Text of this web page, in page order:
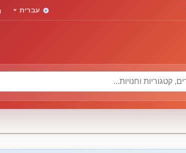
עברית arrow_drop_down